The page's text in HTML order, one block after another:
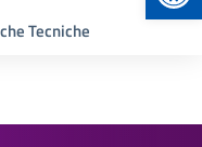
Tecniche